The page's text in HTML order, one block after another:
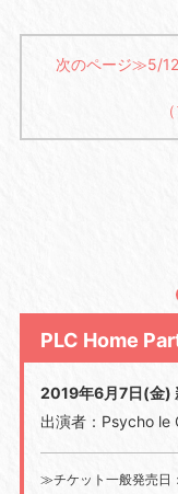
次のページ≫5/
PLC Home
2019年6月7日(金)
出演者：Psycho
≫チケット一般発売日